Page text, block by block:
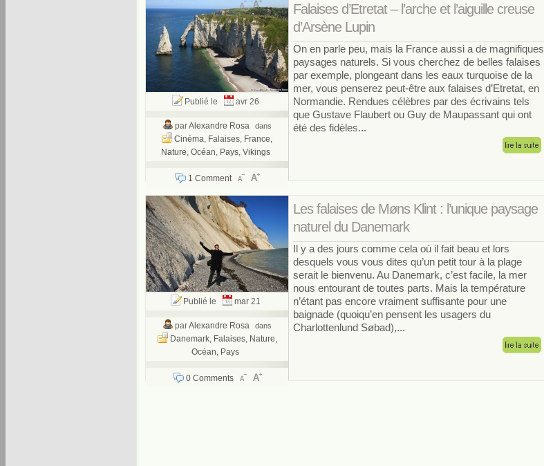
Publié le avr 26
parAlexandre Rosa dans
Cinéma, Falaises, France,
Nature, Océan, Pays, Vikings
1 Comment
Falaises d’Etretat – l’arche et l’aiguille creuse
d’Arsène Lupin
On en parle peu, mais la France aussi a de magnifiques
paysages naturels. Si vous cherchez de belles falaises
par exemple, plongeant dans les eaux turquoise de la
mer, vous penserez peut-être aux falaises d’Etretat, en
Normandie. Rendues célèbres par des écrivains tels
que Gustave Flaubert ou Guy de Maupassant qui ont
été des fidèles...
Publié le mar 21
parAlexandre Rosa dans
Danemark, Falaises, Nature,
Océan, Pays
0 Comments
Les falaises de Møns Klint : l’unique paysage
naturel du Danemark
Il y a des jours comme cela où il fait beau et lors
desquels vous vous dites qu’un petit tour à la plage
serait le bienvenu. Au Danemark, c’est facile, la mer
nous entourant de toutes parts. Mais la température
n’étant pas encore vraiment suffisante pour une
baignade (quoiqu’en pensent les usagers du
Charlottenlund Søbad),...